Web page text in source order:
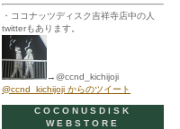
・ココナッツディスク吉祥寺店中の人
twitterもあります。
→@ccnd_kichijoji
@ccnd_kichijoji からのツイート
COCONUSDISK
WEBSTORE